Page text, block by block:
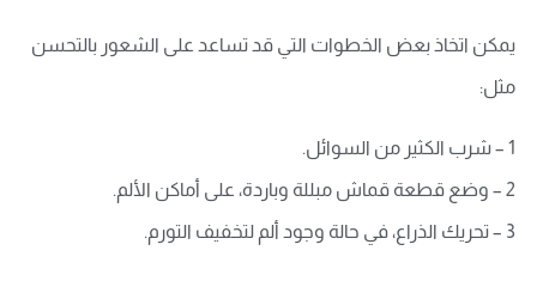
يمكن اتخاذ بعض الخطوات التي قد تساعد على الشعور بالتحسن
مثل:
1 – شرب الكثير من السوائل.
2 – وضع قطعة قماش مبللة وباردة، على أماكن الألم.
3 – تحريك الذراع، في حالة وجود ألم لتخفيف التورم.